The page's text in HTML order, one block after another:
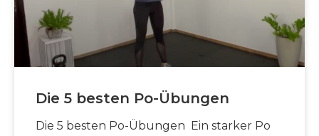
Die 5 besten Po-Übungen
Die 5 besten Po-Übungen Ein starker Po